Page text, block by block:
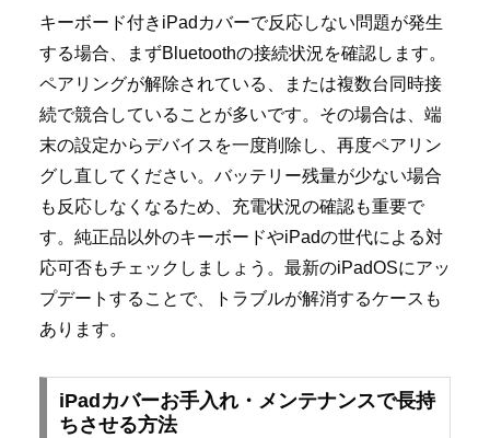
キーボード付きiPadカバーで反応しない問題が発生
する場合、まずBluetoothの接続状況を確認します。
ペアリングが解除されている、または複数台同時接
続で競合していることが多いです。その場合は、端
末の設定からデバイスを一度削除し、再度ペアリン
グし直してください。バッテリー残量が少ない場合
も反応しなくなるため、充電状況の確認も重要で
す。純正品以外のキーボードやiPadの世代による対
応可否もチェックしましょう。最新のiPadOSにアッ
プデートすることで、トラブルが解消するケースも
あります。
iPadカバーお手入れ・メンテナンスで長持
ちさせる方法